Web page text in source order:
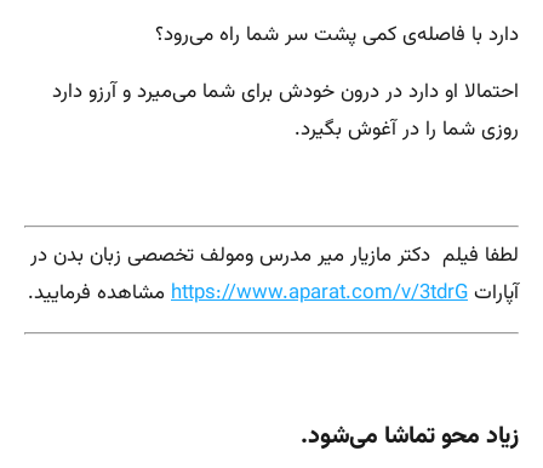
دارد با فاصله‌ی کمی پشت سر شما راه می‌رود؟
احتمالا او دارد در درون خودش برای شما می‌میرد و آرزو دارد
روزی شما را در آغوش بگیرد.
لطفا فیلم دکتر مازیار میر مدرس ومولف تخصصی زبان بدن در
آپاراتhttps://www.aparat.com/v/3tdrGمشاهده فرمایید.
زیاد محو تماشا می‌شود.